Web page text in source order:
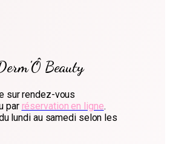
Beauty
sur rendez-vous
par réservation en ligne.
lundi au samedi selon les